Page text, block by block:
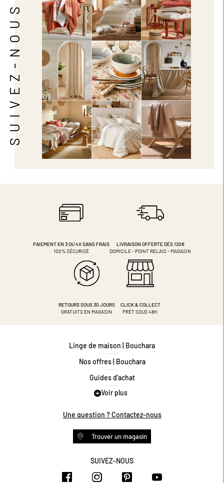
SUIVEZ-NOUS
PAIEMENT EN 3 OU 4XSANS FRAIS
100% SÉCURISÉ
LIVRAISON OFFERTE DÈS 120€
DOMICILE - POINT RELAIS - MAGASIN
RETOURS SOUS 30 JOURS
GRATUITS EN MAGASIN
CLICK & COLLECT
PRÊT SOUS 48H
Linge de maison | Bouchara
Nos offres | Bouchara
Guides d'achat
Guide des tailles
Programme de fidélité
Conditions des offres
Livraison et retours
Voir plus
Une question ? Contactez-nous
Trouver un magasin
SUIVEZ-NOUS
https://www.facebook.com/
https://https://